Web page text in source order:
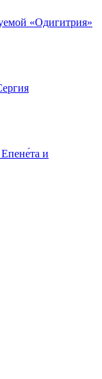
«Одигитрия»
и